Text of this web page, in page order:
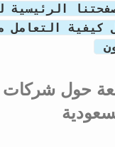
الرئيسية
كيفية التعامل
حول